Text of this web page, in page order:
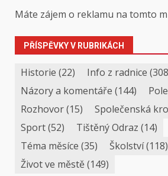
Máte zájem o reklamu na tomto
PŘÍSPĚVKY V RUBRIKÁCH
Historie (22) Info z radnice
Názory a komentáře (144)
Rozhovor(15) Společenská
Sport(52) Tištěný Odraz (14)
Téma měsíce (35) Školství(118)
Život ve městě(149)